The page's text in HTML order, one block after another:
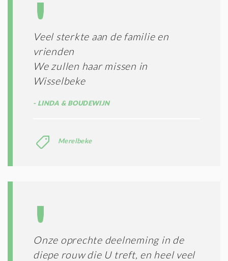
Veel sterkte aan de familie en
vrienden
We zullen haar missen in
Wisselbeke
LINDA & BOUDEWIJN
Merelbeke
Onze oprechte deelneming in de
diepe rouw die U treft, en heel veel